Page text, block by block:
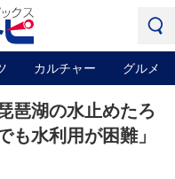
カルチャー グルメ
琶湖の水止めたろ
水利用が困難」